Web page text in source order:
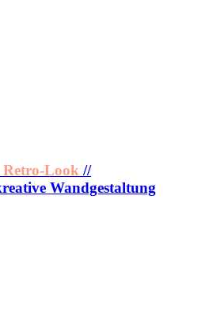
Retro-Look //
Wandgestaltung